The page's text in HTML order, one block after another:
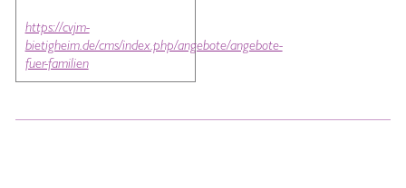
https://cvjm-
bietigheim.de/cms/index.php/angebote/angebote-
fuer-familien